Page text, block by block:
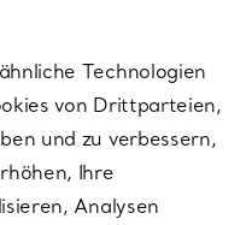
Technologien
von Drittparteien,
und zu verbessern,
Ihre
Analysen